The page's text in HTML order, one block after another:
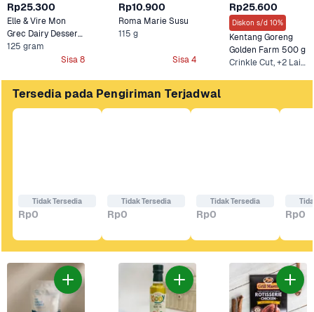
Rp25.300
Elle & Vire Mon
Grec Dairy Dessert
Honey
125 gram
Sisa 8
Rp10.900
Roma Marie Susu
115 g
Sisa 4
Rp25.600
Diskon s/d 10%
Kentang Goreng
Golden Farm 500 g
Crinkle Cut, +2 Lainnya
Tersedia pada Pengiriman Terjadwal
Tidak Tersedia
Rp0
Tidak Tersedia
Rp0
Tidak Tersedia
Rp0 Rp0